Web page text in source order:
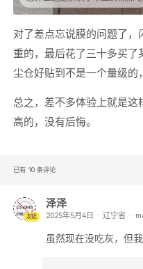
对了差点忘说膜的问题了
重的，最后花了三十多买
尘仓好贴到不是一个量级的
总之，差不多体验上就是
高的，没有后悔。
已有 10条评论
友链
泽泽
辽宁省
虽然现在没吃灰，但